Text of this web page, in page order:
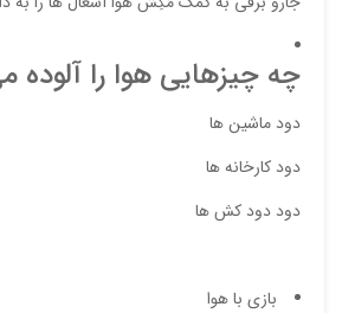
چه چیزهایی هوا را آلوده
دود ماشین ها
دود کارخانه ها
دود دود کش ها
بازی با هوا